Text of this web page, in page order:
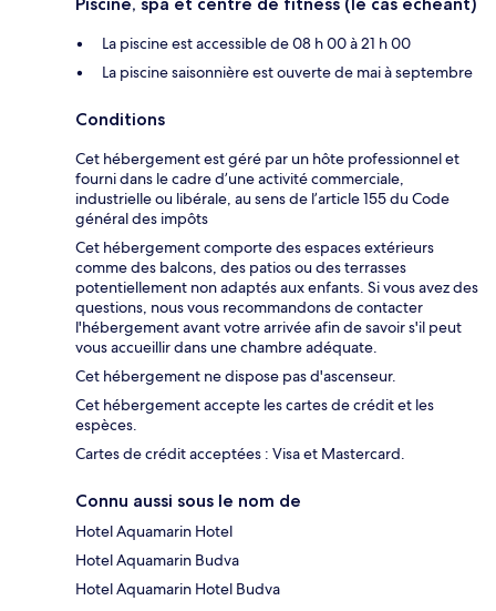
La piscine est accessible de 08 h 00 à 21 h 00
La piscine saisonnière est ouverte de mai à septembre
Conditions
Cet hébergement est géré par un hôte professionnel et
fourni dans le cadre d’une activité commerciale,
industrielle ou libérale, au sens de l’article 155 du Code
général des impôts
Cet hébergement comporte des espaces extérieurs
comme des balcons, des patios ou des terrasses
potentiellement non adaptés aux enfants. Si vous avez des
questions, nous vous recommandons de contacter
l'hébergement avant votre arrivée afin de savoir s'il peut
vous accueillir dans une chambre adéquate.
Cet hébergement ne dispose pas d'ascenseur.
Cet hébergement accepte les cartes de crédit et les
espèces.
Cartes de crédit acceptées : Visa et Mastercard.
Connu aussi sous le nom de
Hotel Aquamarin Hotel
Hotel Aquamarin Budva
Hotel Aquamarin Hotel Budva